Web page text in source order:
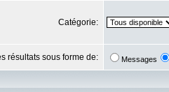
Catégorie:
résultats sous forme de: Messages